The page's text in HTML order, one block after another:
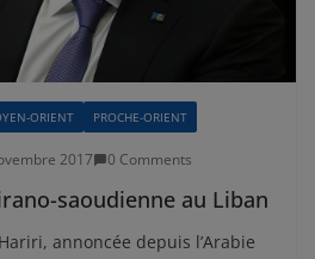
ORIENT PROCHE-ORIENT
2017 0 Comments
saoudienne au Liban
annoncée depuis l’Arabie